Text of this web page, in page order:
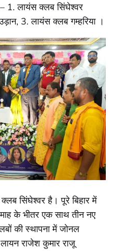
1. लायंस क्लब सिंघेश्वर
3. लायंस क्लब गम्हरिया ।
सिंघेश्वर है। पूरे बिहार में
के भीतर एक साथ तीन नए
की स्थापना में जोनल
राजेश कुमार राजू